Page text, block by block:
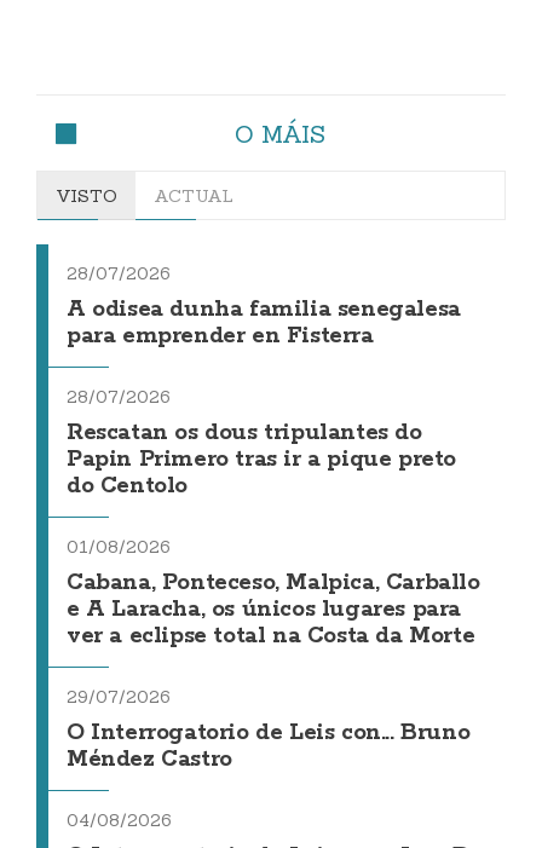
O MÁIS
VISTO ACTUAL
28/07/2026
A odisea dunha familia senegalesa
para emprender en Fisterra
28/07/2026
Rescatan os dous tripulantes do
Papin Primero tras ir a pique preto
do Centolo
01/08/2026
Cabana, Ponteceso, Malpica, Carballo
e A Laracha, os únicos lugares para
ver a eclipse total na Costa da Morte
29/07/2026
O Interrogatorio de Leis con... Bruno
Méndez Castro
04/08/2026